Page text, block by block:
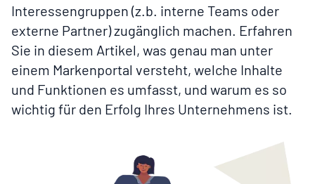
Interessengruppen (z.b. interne Teams oder
externe Partner) zugänglich machen. Erfahren
Sie in diesem Artikel, was genau man unter
einem Markenportal versteht, welche Inhalte
und Funktionen es umfasst, und warum es so
wichtig für den Erfolg Ihres Unternehmens ist.